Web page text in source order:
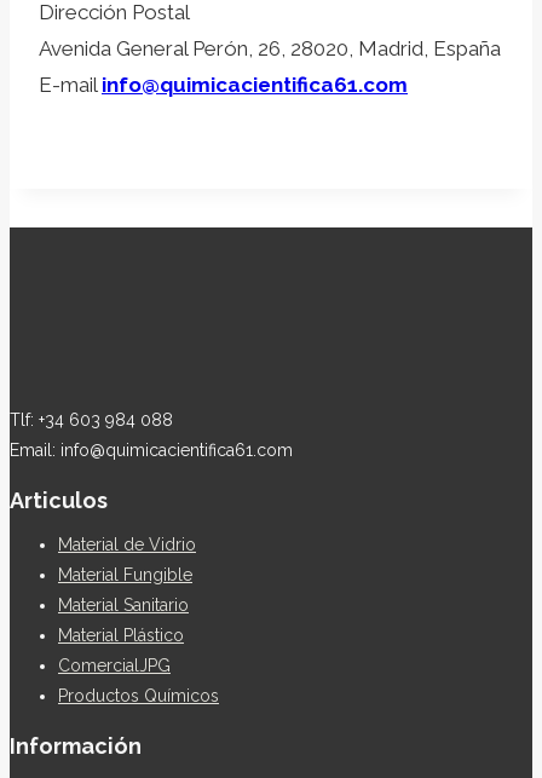
Dirección Postal
Avenida General Perón, 26, 28020, Madrid, España
E-mail info@quimicacientifica61.com
Tlf: +34 603 984 088
Email: info@quimicacientifica61.com
Articulos
Material de Vidrio
Material Fungible
Material Sanitario
Material Plástico
ComercialJPG
Productos Químicos
Información